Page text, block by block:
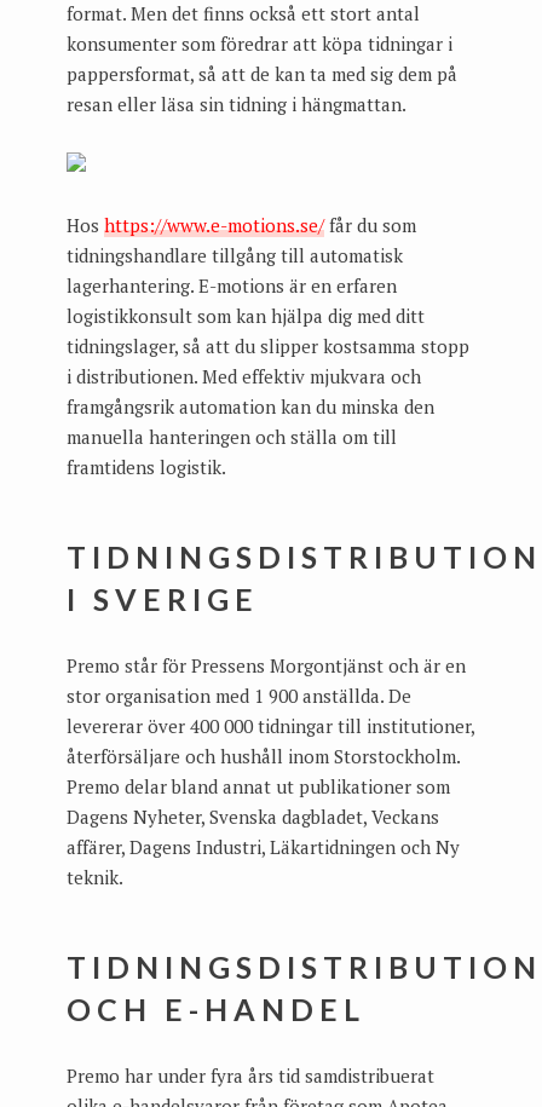
format. Men det finns också ett stort antal
konsumenter som föredrar att köpa tidningar i
pappersformat, så att de kan ta med sig dem på
resan eller läsa sin tidning i hängmattan.
Hoshttps://www.e-motions.se/får du som
tidningshandlare tillgång till automatisk
lagerhantering. E-motions är en erfaren
logistikkonsult som kan hjälpa dig med ditt
tidningslager, så att du slipper kostsamma stopp
i distributionen. Med effektiv mjukvara och
framgångsrik automation kan du minska den
manuella hanteringen och ställa om till
framtidens logistik.
TIDNINGSDISTRIBUTION
I SVERIGE
Premo står för Pressens Morgontjänst och är en
stor organisation med 1 900 anställda. De
levererar över 400 000 tidningar till institutioner,
återförsäljare och hushåll inom Storstockholm.
Premo delar bland annat ut publikationer som
Dagens Nyheter, Svenska dagbladet, Veckans
affärer, Dagens Industri, Läkartidningen och Ny
teknik.
TIDNINGSDISTRIBUTION
OCH E-HANDEL
Premo har under fyra års tid samdistribuerat